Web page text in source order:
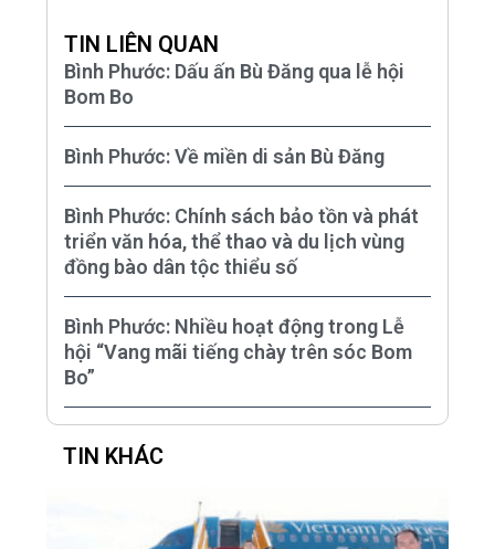
TIN LIÊN QUAN
Bình Phước: Dấu ấn Bù Đăng qua lễ hội
Bom Bo
Bình Phước: Về miền di sản Bù Đăng
Bình Phước: Chính sách bảo tồn và phát
triển văn hóa, thể thao và du lịch vùng
đồng bào dân tộc thiểu số
Bình Phước: Nhiều hoạt động trong Lễ
hội “Vang mãi tiếng chày trên sóc Bom
Bo”
TIN KHÁC